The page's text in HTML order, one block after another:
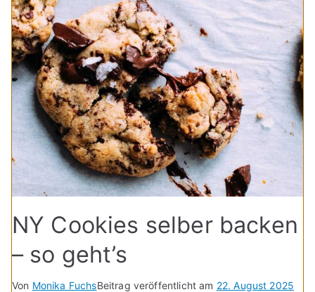
NY Cookies selber backen
– so geht’s
Von Monika FuchsBeitrag veröffentlicht am 22. August 2025